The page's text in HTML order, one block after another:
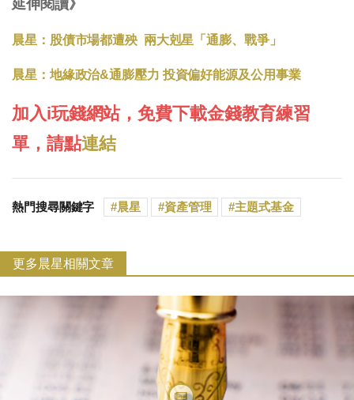
延伸閱讀》
晨星：股債市場都遭殃 兩大剋星「通膨、戰爭」
晨星：地緣政治&通膨壓力 投資偏好能源及公用事業
加入i玩錢網站，免費下載金錢教育練習
單，請點連結
熱門搜尋關鍵字 晨星 資產管理 主題式基金
更多晨星相關文章